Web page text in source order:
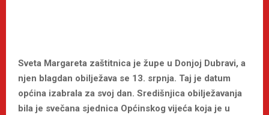
Sveta Margareta zaštitnica je župe u Donjoj Dubravi, a
njen blagdan obilježava se 13. srpnja. Taj je datum
općina izabrala za svoj dan. Središnjica obilježavanja
bila je svečana sjednica Općinskog vijeća koja je u